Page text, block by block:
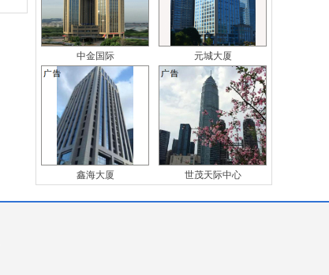
中金国际 元城大厦
鑫海大厦 世茂天际中心